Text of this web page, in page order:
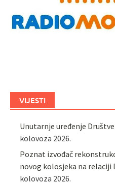
VIJESTI
Unutarnje uređenje
kolovoza 2026.
Poznat izvođač
novog kolosjeka na relaciji
kolovoza 2026.